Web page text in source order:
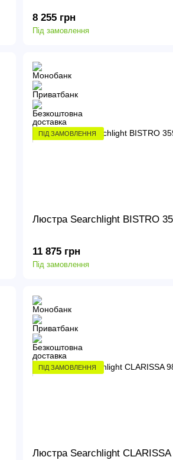
8 255 грн
Під замовлення
ПІД ЗАМОВЛЕННЯ
Люстра Searchlight BISTRO
11 875 грн
Під замовлення
ПІД ЗАМОВЛЕННЯ
Люстра Searchlight CLARISSA